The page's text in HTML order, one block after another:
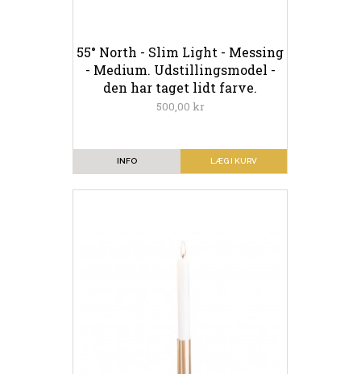
55° North - Slim Light - Messing
- Medium. Udstillingsmodel -
den har taget lidt farve.
500,00 kr
LÆG I KURV
INFO